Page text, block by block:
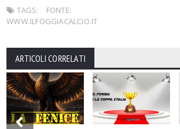
TAGS:
FONTE:
WWW.ILFOGGIACALCIO.IT
ARTICOLI CORRELATI